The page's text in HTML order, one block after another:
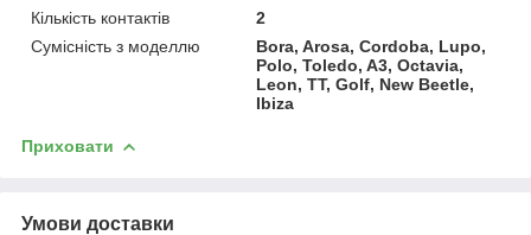
Кількість контактів
2
Сумісність з моделлю
Bora, Arosa, Cordoba, Lupo,
Polo, Toledo, A3, Octavia,
Leon, TT, Golf, New Beetle,
Ibiza
Приховати
Умови доставки